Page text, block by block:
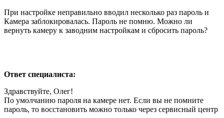
При настройке неправильно вводил несколько раз пароль и
Камера заблокировалась. Пароль не помню. Можно ли
вернуть камеру к заводним настройкам и сбросить пароль?
Ответ специалиста:
Здравствуйте, Олег!
По умолчанию пароля на камере нет. Если вы не помните
пароль, то восстановить можно только через сервисный центр